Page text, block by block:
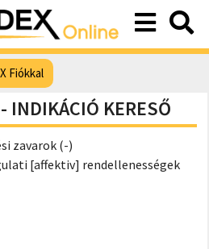
Fiókkal
INDIKÁCIÓ KERESŐ
zavarok (-)
[affektiv] rendellenességek